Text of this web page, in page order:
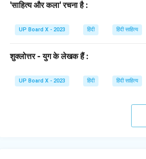
'साहित्य और कला' रचना है :
UP Board X - 2023 हिंदी हिंदी साहित्य
शुक्लोत्तर - युग के लेखक हैं :
UP Board X - 2023 हिंदी हिंदी साहित्य